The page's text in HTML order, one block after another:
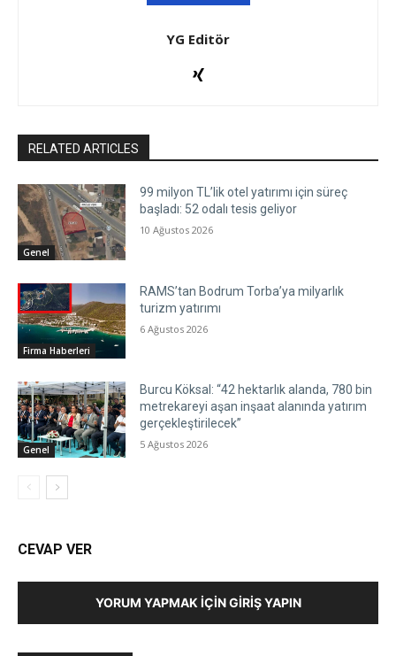
YG Editör
RELATED ARTICLES
Genel
99 milyon TL’lik otel yatırımı için süreç
başladı: 52 odalı tesis geliyor
10 Ağustos 2026
Firma Haberleri
RAMS’tan Bodrum Torba’ya milyarlık
turizm yatırımı
6 Ağustos 2026
Genel
Burcu Köksal: “42 hektarlık alanda, 780 bin
metrekareyi aşan inşaat alanında yatırım
gerçekleştirilecek”
5 Ağustos 2026
CEVAP VER
YORUM YAPMAK İÇIN GIRIŞ YAPIN